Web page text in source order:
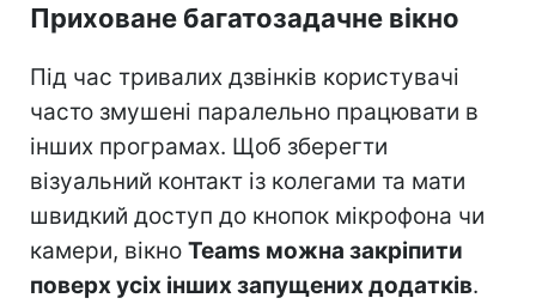
Приховане багатозадачне вікно
Під час тривалих дзвінків користувачі
часто змушені паралельно працювати в
інших програмах. Щоб зберегти
візуальний контакт із колегами та мати
швидкий доступ до кнопок мікрофона чи
камери, вікно Teams можна закріпити
поверх усіх інших запущених додатків.